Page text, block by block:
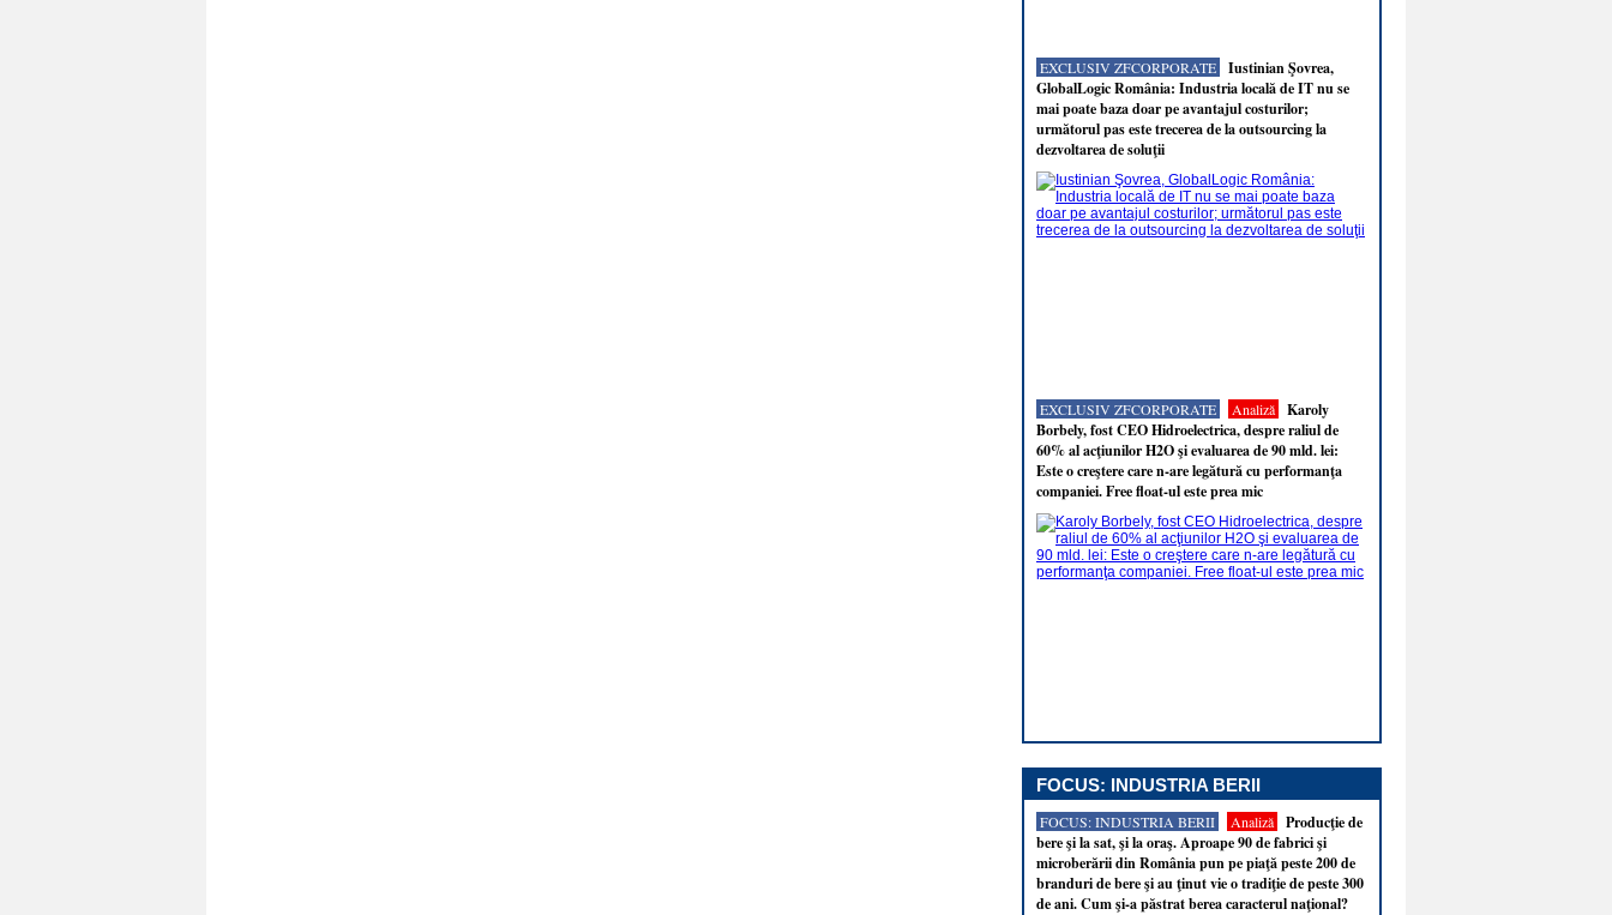
EXCLUSIV ZFCORPORATE
Iustinian Şovrea,
GlobalLogic România: Industria locală de IT nu se
mai poate baza doar pe avantajul costurilor;
următorul pas este trecerea de la outsourcing la
dezvoltarea de soluţii
EXCLUSIV ZFCORPORATE Analiză
Karoly
Borbely, fost CEO Hidroelectrica, despre raliul de
60% al acţiunilor H2O şi evaluarea de 90 mld. lei:
Este o creştere care n-are legătură cu performanţa
companiei. Free float-ul este prea mic
FOCUS: INDUSTRIA BERII
FOCUS: INDUSTRIA BERII Analiză
Producţie de
bere şi la sat, şi la oraş. Aproape 90 de fabrici şi
microberării din România pun pe piaţă peste 200 de
branduri de bere şi au ţinut vie o tradiţie de peste 300
de ani. Cum şi-a păstrat berea caracterul naţional?